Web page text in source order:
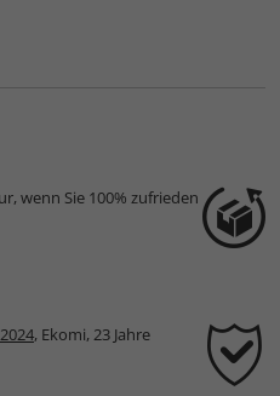
wenn Sie 100% zufrieden
, Ekomi, 23 Jahre